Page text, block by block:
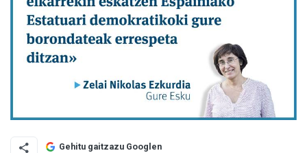
Gehitu gaitzazu Googlen